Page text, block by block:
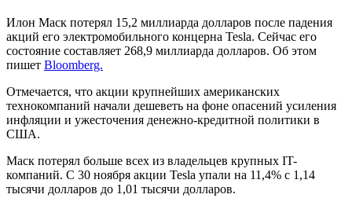
Илон Маск потерял 15,2 миллиарда долларов после падения
акций его электромобильного концерна Tesla. Сейчас его
состояние составляет 268,9 миллиарда долларов. Об этом
пишет Bloomberg.
Отмечается, что акции крупнейших американских
технокомпаний начали дешеветь на фоне опасений усиления
инфляции и ужесточения денежно-кредитной политики в
США.
Маск потерял больше всех из владельцев крупных IT-
компаний. С 30 ноября акции Tesla упали на 11,4% с 1,14
тысячи долларов до 1,01 тысячи долларов.